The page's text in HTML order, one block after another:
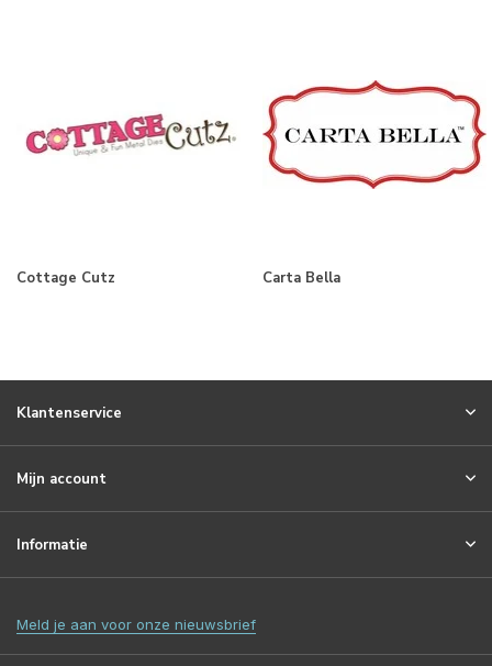
Cottage Cutz Carta Bella
Klantenservice
Mijn account
Informatie
Meld je aan voor onze nieuwsbrief